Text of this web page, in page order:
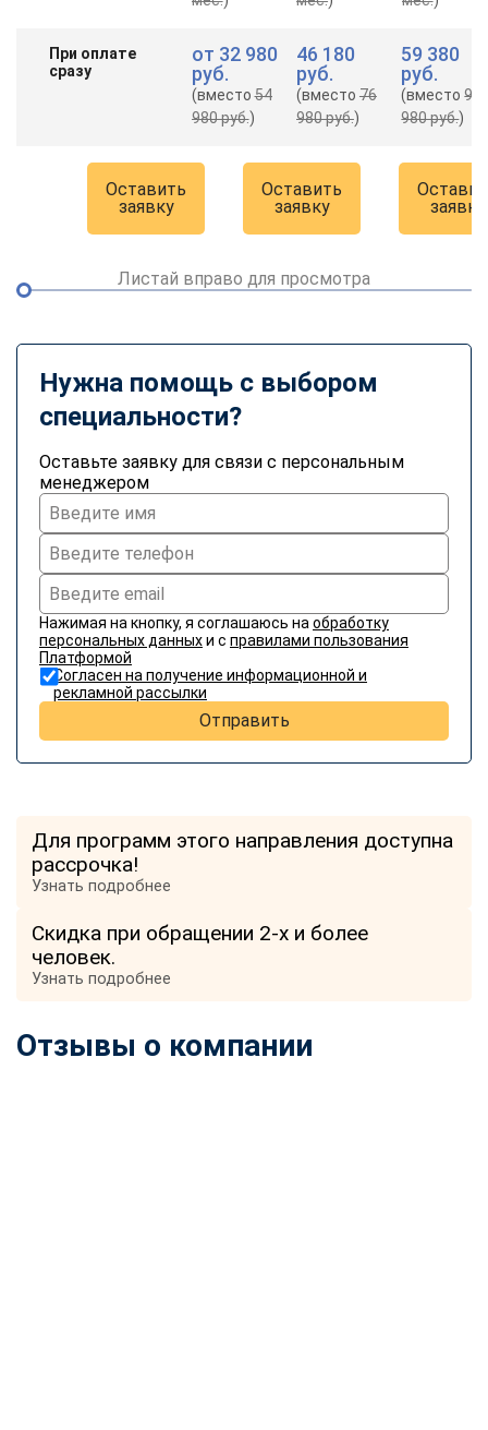
При оплате
сразу
от 32 980
руб.
(вместо54
980 руб.)
46 180
руб.
(вместо 76
980 руб.)
59 380
руб.
(вместо98
980 руб.)
Оставить
заявку
Оставить
заявку
заявку
Листай вправо для просмотра
Нужна помощь с выбором
специальности?
Оставьте заявку для связи с персональным
менеджером
Нажимая на кнопку, я соглашаюсь на обработку
персональных данныхи с правилами пользования
Платформой
Согласен на получение информационной и
рекламной рассылки
Отправить
Для программ этого направления доступна
рассрочка!
Узнать подробнее
Скидка при обращении 2-х и более
человек.
Узнать подробнее
Отзывы о компании